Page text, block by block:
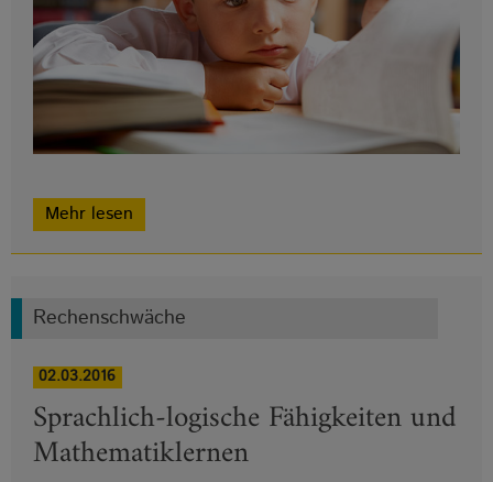
Mehr lesen
Rechenschwäche
02.03.2016
Sprachlich-logische Fähigkeiten und
Mathematiklernen